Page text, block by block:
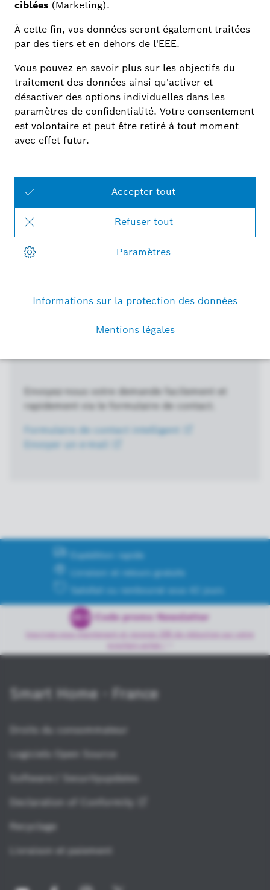
Caractéristiques techniques
Contenu
Instruction de service
N'hésitez pas à nous
Un service personnel et professionnel est
important pour nous. N'hésitez pas à nous
contacter pour toute question ou pour un
soutien personnel professionnel.
Envoyez-nous votre demande facilement et
rapidement via le formulaire de contact.
Formulaire de contact
intelligent
Envoyer un e-mail
Expédition rapide
Livraison et retours gratuits
Satisfait ou remboursé sous 42 jours
Code promo Newsletter
Inscrivez-vous maintenant et recevez 20€ de réduction sur votre
Smart Home - France
Droits du consommateur
Logiciels Open Source
Software-/ Securityupdates
Declaration of
Conformity
Recyclage
Livraison et paiement